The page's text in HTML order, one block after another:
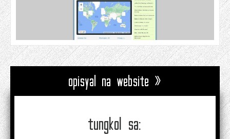
opisyal na website »
tungkol sa: